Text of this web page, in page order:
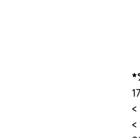
<
<